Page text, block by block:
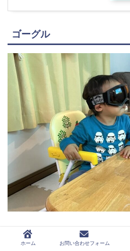
ゴーグル
ホーム お問い合わせフォーム